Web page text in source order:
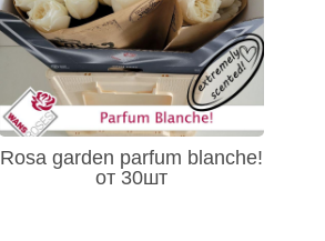
Rosa garden parfum blanche!
от 30шт